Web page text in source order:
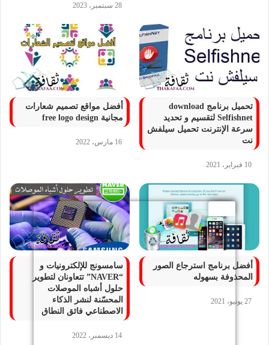
28 سبتمبر، 2023
تحميل برنامج download
Selfishnet لتقسيم و تحديد
سرعة الإنترنت تحميل سيلفش
نت
10 فبراير، 2021
أفضل مواقع تصميم شعارات
مجانية free logo design
16 مارس، 2022
أفضل برنامج استرجاع الصور
المحذوفة بسهوله
27 يونيو، 2021
سامسونج للإلكترونيات و
“NAVER” تتعاونان لتطوير
حلول أشباه الموصلات
المحسّنة لنشر الذكاء
الاصطناعي فائق النطاق
14 ديسمبر، 2022